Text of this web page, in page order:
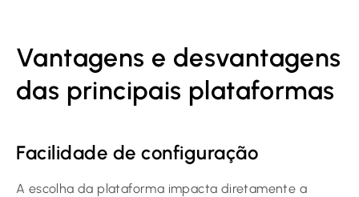
Vantagens e desvantagens
das principais plataformas
Facilidade de configuração
A escolha da plataforma impacta diretamente a